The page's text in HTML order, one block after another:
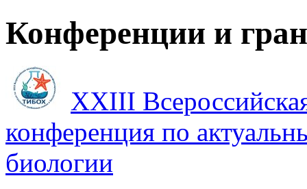
Конференции и
XXIII
конференция по
биологии